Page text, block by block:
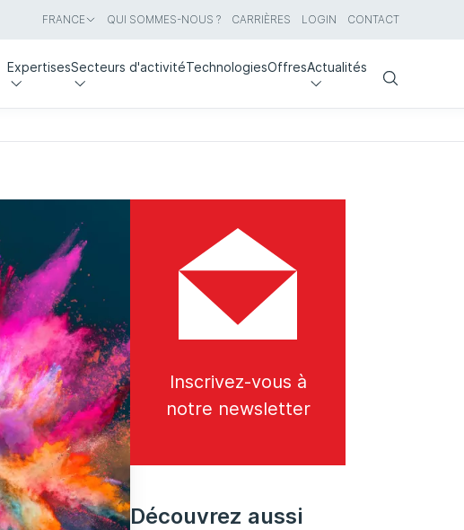
FRANCE QUI SOMMES-NOUS ? CARRIÈRES LOGIN CONTACT
ExpertisesSecteurs d'activitéTechnologiesOffresActualités
Search
Inscrivez-vous à
notre newsletter
Découvrez aussi